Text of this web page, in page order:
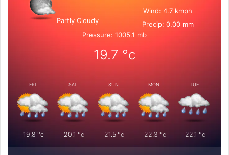
Partly Cloudy
Wind: 4.7 kmph
Precip: 0.00 mm
Pressure: 1005.1 mb
19.7 °c
FRI
19.8 °c
SAT
20.1 °c
SUN
21.5 °c
MON
22.3 °c
TUE
22.1 °c